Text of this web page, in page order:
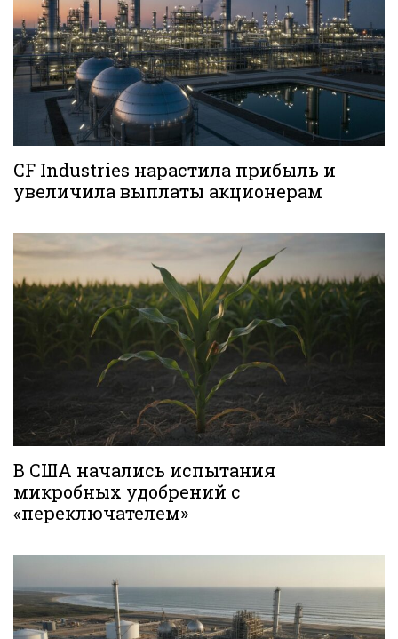
CF Industries нарастила прибыль и
увеличила выплаты акционерам
В США начались испытания
микробных удобрений с
«переключателем»